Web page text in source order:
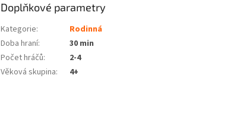
Doplňkové parametry
Kategorie:
Rodinná
Doba hraní:
30 min
Počet hráčů:
2-4
Věková skupina: 4+